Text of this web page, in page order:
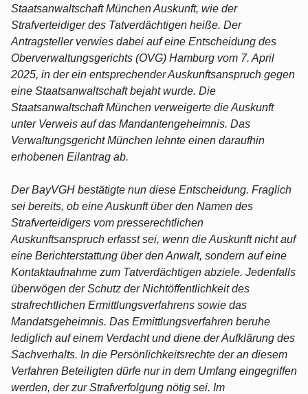
Staatsanwaltschaft München Auskunft, wie der
Strafverteidiger des Tatverdächtigen heiße. Der
Antragsteller verwies dabei auf eine Entscheidung des
Oberverwaltungsgerichts (OVG) Hamburg vom 7. April
2025, in der ein entsprechender Auskunftsanspruch gegen
eine Staatsanwaltschaft bejaht wurde. Die
Staatsanwaltschaft München verweigerte die Auskunft
unter Verweis auf das Mandantengeheimnis. Das
Verwaltungsgericht München lehnte einen daraufhin
erhobenen Eilantrag ab.
Der BayVGH bestätigte nun diese Entscheidung. Fraglich
sei bereits, ob eine Auskunft über den Namen des
Strafverteidigers vom presserechtlichen
Auskunftsanspruch erfasst sei, wenn die Auskunft nicht auf
eine Berichterstattung über den Anwalt, sondern auf eine
Kontaktaufnahme zum Tatverdächtigen abziele. Jedenfalls
überwögen der Schutz der Nichtöffentlichkeit des
strafrechtlichen Ermittlungsverfahrens sowie das
Mandatsgeheimnis. Das Ermittlungsverfahren beruhe
lediglich auf einem Verdacht und diene der Aufklärung des
Sachverhalts. In die Persönlichkeitsrechte der an diesem
Verfahren Beteiligten dürfe nur in dem Umfang eingegriffen
werden, der zur Strafverfolgung nötig sei. Im